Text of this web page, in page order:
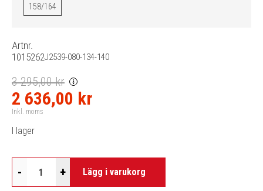
158/164
Artnr.
1015262J2539-080-134-140
3 295,00 kr i
2 636,00 kr
Inkl. moms
I lager
- + Lägg i varukorg